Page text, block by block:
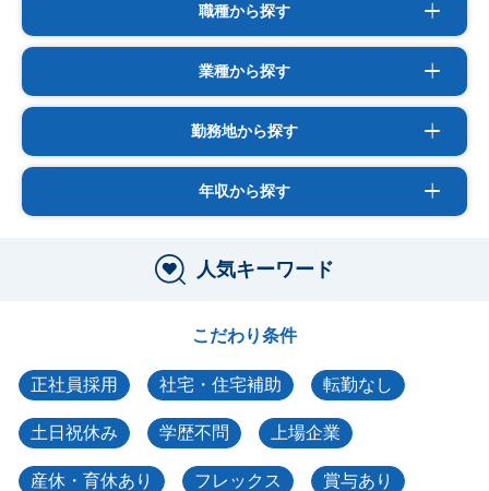
職種から探す
業種から探す
勤務地から探す
年収から探す
人気キーワード
こだわり条件
正社員採用 社宅・住宅補助 転勤なし
土日祝休み 学歴不問 上場企業
産休・育休あり フレックス 賞与あり